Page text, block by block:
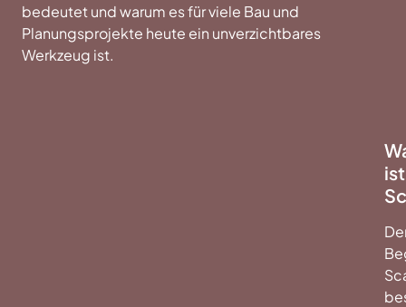
bedeutet und warum es für viele Bau und
Planungsprojekte heute ein unverzichtbares
Werkzeug ist.
ist